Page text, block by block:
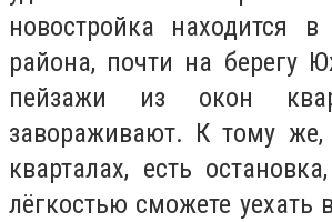
новостройка находится
района, почти на берегу
пейзажи из окон
завораживают. К тому же,
кварталах, есть
лёгкостью сможете уехать